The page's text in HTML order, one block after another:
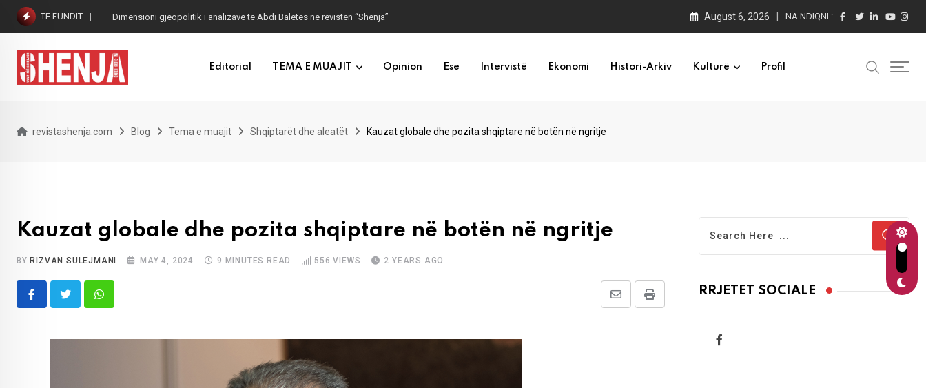
Skip
content
TË FUNDIT Dimensioni gjeopolitik i analizave të Abdi Baletës në revistën “Shenja” August 6, 2026 NA NDIQNI :
Editorial TEMA E MUAJIT Opinion Ese Intervistë Ekonomi Histori-Arkiv Kulturë Profil
revistashenja.com Blog Tema e muajit Shqiptarët dhe aleatët Kauzat globale dhe pozita shqiptare në botën në ngritje
Kauzat globale dhe pozita shqiptare në botën në ngritje
BYRIZVAN SULEJMANI MAY 4, 2024 9 MINUTES READ 556 VIEWS 2 YEARS AGO
Whatsapp Print
Share
RRJETET SOCIALE